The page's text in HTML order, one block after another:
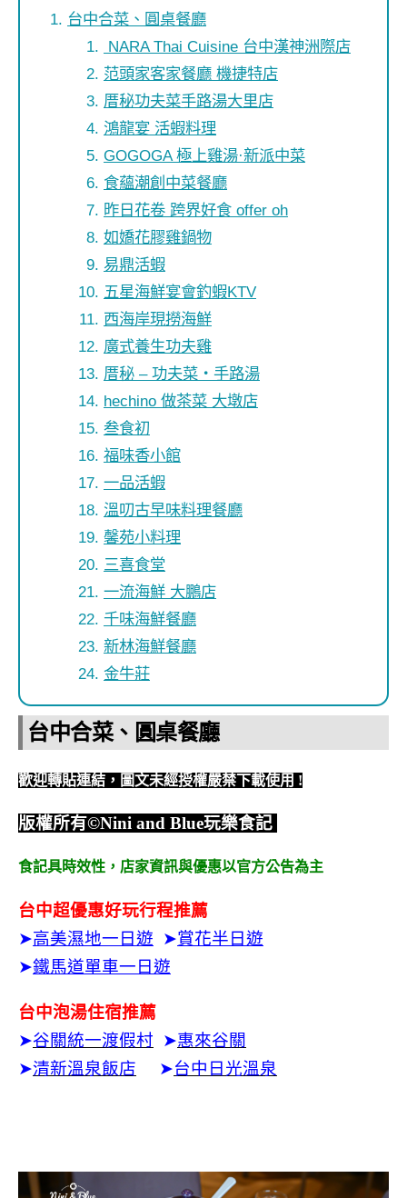
台中合菜、圓桌餐廳
NARA Thai Cuisine 台中漢神洲際店
范頭家客家餐廳 機捷特店
厝秘功夫菜手路湯大里店
鴻龍宴 活蝦料理
GOGOGA 極上雞湯·新派中菜
食蘊潮創中菜餐廳
昨日花卷 跨界好食 offer oh
如嬌花膠雞鍋物
易鼎活蝦
五星海鮮宴會釣蝦KTV
西海岸現撈海鮮
廣式養生功夫雞
厝秘 – 功夫菜‧手路湯
hechino 做茶菜 大墩店
叁食初
福味香小館
一品活蝦
溫叨古早味料理餐廳
馨苑小料理
三喜食堂
一流海鮮 大鵬店
千味海鮮餐廳
新林海鮮餐廳
金牛莊
台中合菜、圓桌餐廳
歡迎轉貼連結，圖文未經授權嚴禁下載使用 !
版權所有©Nini and Blue玩樂食記
食記具時效性， 店家資訊與優惠以官方公告為主
台中超優惠好玩行程推薦
➤高美濕地一日遊 ➤賞花半日遊
➤鐵馬道單車一日遊
台中泡湯住宿推薦
➤谷關統一渡假村 ➤惠來谷關
➤清新溫泉飯店 ➤台中日光溫泉